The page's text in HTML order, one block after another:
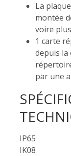
La
montée
voire
1 carte
depuis la
par une
IP65
IK08